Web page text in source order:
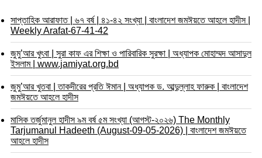
সাপ্তাহিক আরাফাত | ৬৭ বর্ষ | ৪১-৪২ সংখ্যা | বাংলাদেশ জমঈয়তে আহলে হাদীস |
Weekly Arafat-67-41-42
জুমু’আর খুৎবা | সুরা কাফ এর শিক্ষা ও পারিবারিক সুরক্ষা | অধ্যাপক মোহাম্মদ আসাদুল
ইসলাম | www.jamiyat.org.bd
জুমু’আর খুতবা | তাকদীরের প্রতি ঈমান | অধ্যাপক ড. আব্দুল্লাহ ফারুক | বাংলাদেশ
জমঈয়তে আহলে হাদীস
মাসিক তর্জুমানুল হাদীস ৯ম বর্ষ ৫ম সংখ্যা (আগস্ট-২০২৬) The Monthly
Tarjumanul Hadeeth (August-09-05-2026) | বাংলাদেশ জমঈয়তে
আহলে হাদীস